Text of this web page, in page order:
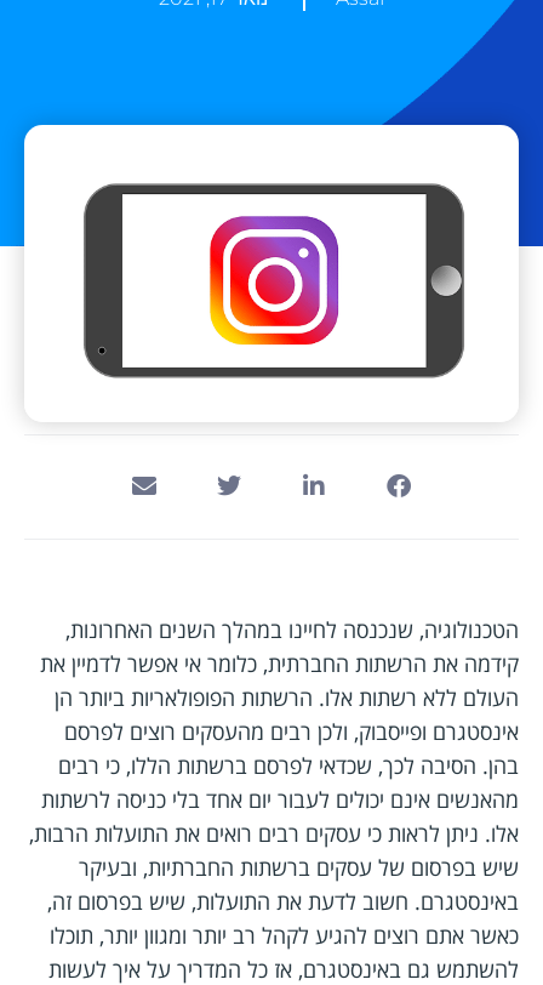
הטכנולוגיה, שנכנסה לחיינו במהלך השנים האחרונות,
קידמה את הרשתות החברתית, כלומר אי אפשר לדמיין את
העולם ללא רשתות אלו. הרשתות הפופולאריות ביותר הן
אינסטגרם ופייסבוק, ולכן רבים מהעסקים רוצים לפרסם
בהן. הסיבה לכך, שכדאי לפרסם ברשתות הללו, כי רבים
מהאנשים אינם יכולים לעבור יום אחד בלי כניסה לרשתות
אלו. ניתן לראות כי עסקים רבים רואים את התועלות הרבות,
שיש בפרסום של עסקים ברשתות החברתיות, ובעיקר
באינסטגרם. חשוב לדעת את התועלות, שיש בפרסום זה,
כאשר אתם רוצים להגיע לקהל רב יותר ומגוון יותר, תוכלו
להשתמש גם באינסטגרם, אז כל המדריך על איך לעשות